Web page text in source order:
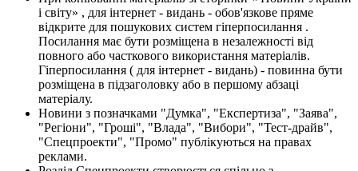
і світу» , для інтернет - видань - обов'язкове пряме
відкрите для пошукових систем гіперпосилання .
Посилання має бути розміщена в незалежності від
повного або часткового використання матеріалів.
Гіперпосилання ( для інтернет - видань) - повинна бути
розміщена в підзаголовку або в першому абзаці
матеріалу.
Новини з позначками "Думка", "Експертиза", "Заява",
"Регіони", "Гроші", "Влада", "Вибори", "Тест-драйв",
"Спецпроекти", "Промо" публікуються на правах
реклами.